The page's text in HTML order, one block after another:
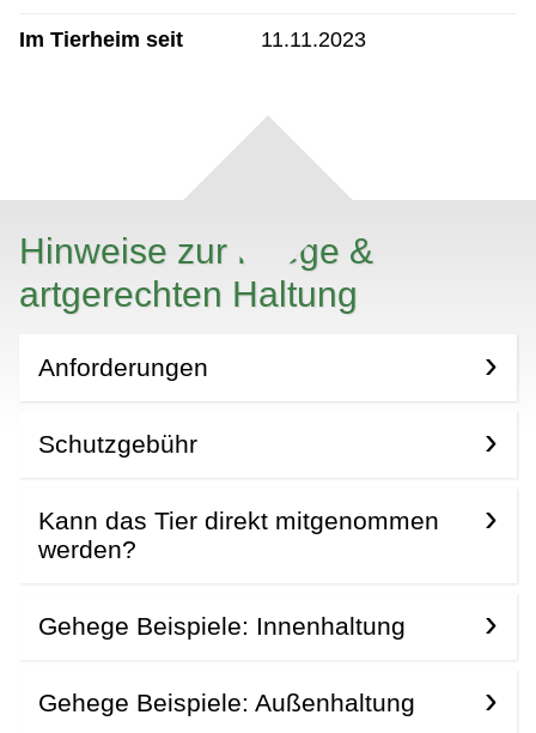
Im Tierheim seit 11.11.2023
Hinweise zur Pflege &
artgerechten Haltung
Anforderungen
Schutzgebühr
Kann das Tier direkt mitgenommen
werden?
Gehege Beispiele: Innenhaltung
Gehege Beispiele: Außenhaltung